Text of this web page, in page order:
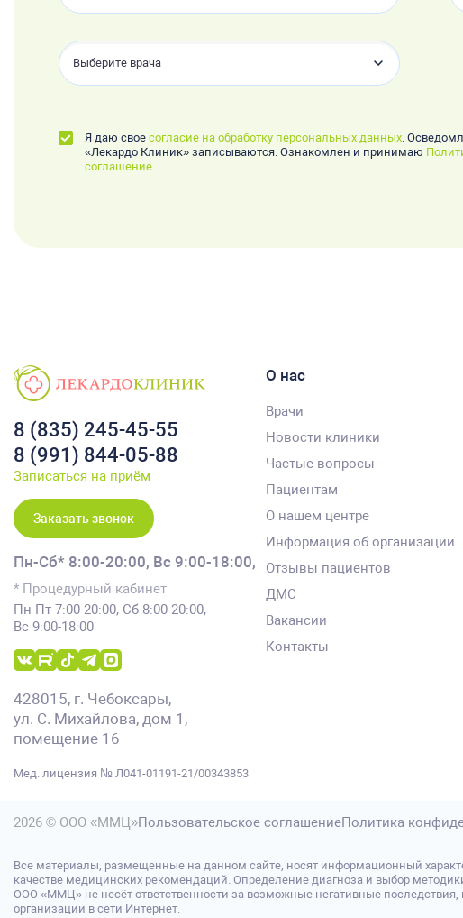
Выберите врача
Я даю свое согласие на обработку персональных данных .
«Лекардо Клиник» записываются. Ознакомлен и принимаю
соглашение
8 (835) 245-45-55
8 (991) 844-05-88
Записаться на приём
Заказать звонок
Пн-Сб* 8:00-20:00, Вс 9:00-18:00,
* Процедурный кабинет
Пн-Пт 7:00-20:00, Сб 8:00-20:00,
Вс 9:00-18:00
428015, г. Чебоксары,
ул. С. Михайлова, дом 1,
помещение 16
Мед. лицензия № Л041-01191-21/00343853
О нас
Врачи
Новости клиники
Частые вопросы
Пациентам
О нашем центре
Информация об организации
Отзывы пациентов
ДМС
Вакансии
Контакты
2026 © ООО «ММЦ»Пользовательское соглашениеПолитика
Все материалы, размещенные на данном сайте, носят информационный
качестве медицинских рекомендаций. Определение диагноза и выбор
ООО «ММЦ» не несёт ответственности за возможные негативные
организации в сети Интернет.